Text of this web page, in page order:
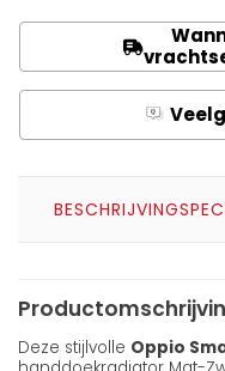
Q
BESCHRIJVING
Deze stijlvolle Oppio